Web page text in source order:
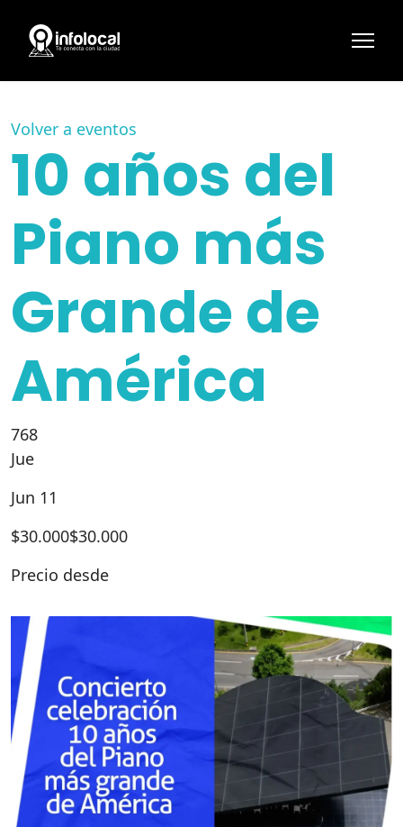
Volver a eventos
10 años del
Piano más
Grande de
América
768
Jue
Jun 11
$30.000$30.000
Precio desde